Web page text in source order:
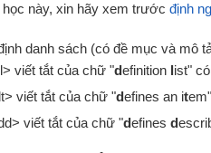
này, xin hãy xem trước định
danh sách (có đề mục và mô
viết tắt của chữ "definition list"
viết tắt của chữ "defines an it
viết tắt của chữ "defines d